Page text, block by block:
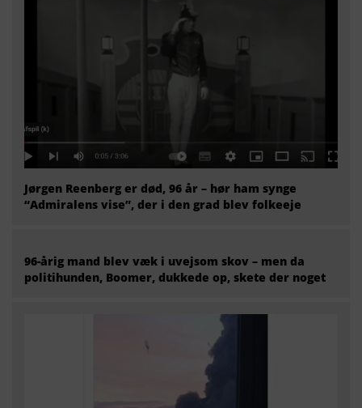
Jørgen Reenberg er død, 96 år – hør ham synge
“Admiralens vise”, der i den grad blev folkeeje
96-årig mand blev væk i uvejsom skov – men da
politihunden, Boomer, dukkede op, skete der noget